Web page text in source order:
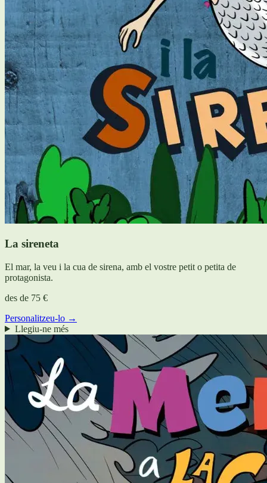
La sireneta
El mar, la veu i la cua de sirena, amb el vostre petit o petita de
protagonista.
des de 75 €
Personalitzeu-lo →
Llegiu-ne més